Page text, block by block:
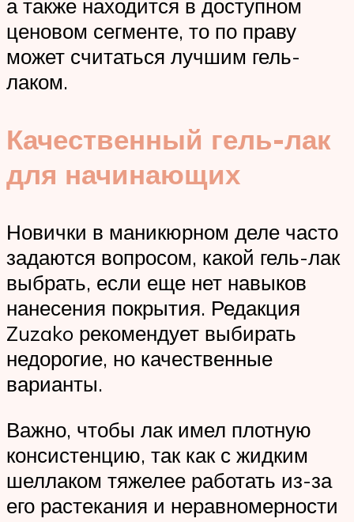
а также находится в доступном
ценовом сегменте, то по праву
может считаться лучшим гель-
лаком.
Качественный гель-лак
для начинающих
Новички в маникюрном деле часто
задаются вопросом, какой гель-лак
выбрать, если еще нет навыков
нанесения покрытия. Редакция
Zuzako рекомендует выбирать
недорогие, но качественные
варианты.
Важно, чтобы лак имел плотную
консистенцию, так как с жидким
шеллаком тяжелее работать из-за
его растекания и неравномерности